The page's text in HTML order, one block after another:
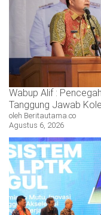
Wabup Alif :
Tanggung Jawab
oleh Beritautama.co
Agustus 6, 2026